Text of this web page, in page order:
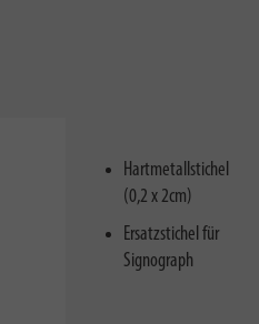
Hartmetallstichel
(0,2 x 2cm)
Ersatzstichel für
Signograph